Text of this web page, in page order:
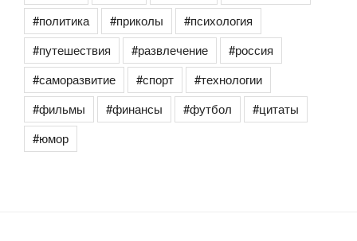
#политика
#приколы
#психология
#путешествия
#развлечение
#россия
#саморазвитие
#спорт
#технологии
#фильмы
#финансы #футбол
#цитаты
#юмор